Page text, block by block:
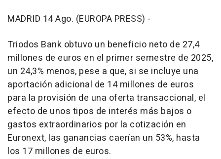
MADRID 14 Ago. (EUROPA PRESS) -
Triodos Bank obtuvo un beneficio neto de 27,4
millones de euros en el primer semestre de 2025,
un 24,3% menos, pese a que, si se incluye una
aportación adicional de 14 millones de euros
para la provisión de una oferta transaccional, el
efecto de unos tipos de interés más bajos o
gastos extraordinarios por la cotización en
Euronext, las ganancias caerían un 53%, hasta
los 17 millones de euros.